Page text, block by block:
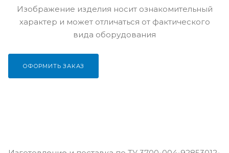
Изображение изделия носит ознакомительный
характер и может отличаться от фактического
вида оборудования
ОФОРМИТЬ ЗАКАЗ